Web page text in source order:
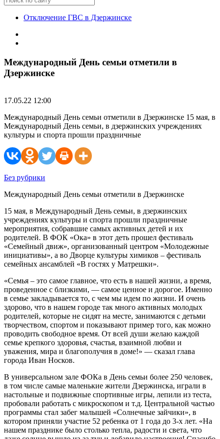
Отключение ГВС в Дзержинске
Международный День семьи отметили в
Дзержинске
17.05.22 12:00
Международный День семьи отметили в Дзержинске 15 мая, в
Международный День семьи, в дзержинских учреждениях
культуры и спорта прошли праздничные
Без рубрики
Международный День семьи отметили в Дзержинске
15 мая, в Международный День семьи, в дзержинских
учреждениях культуры и спорта прошли праздничные
мероприятия, собравшие самых активных детей и их
родителей. В ФОК «Ока» в этот деть прошел фестиваль
«Семейный движ», организованный центром «Молодежные
инициативы», а во Дворце культуры химиков – фестиваль
семейных ансамблей «В гостях у Матрешки».
«Семья – это самое главное, что есть в нашей жизни, а время,
проведенное с близкими, — самое ценное и дорогое. Именно
в семье закладывается то, с чем мы идем по жизни. И очень
здорово, что в нашем городе так много активных молодых
родителей, которые не сидят на месте, занимаются с детьми
творчеством, спортом и показывают пример того, как можно
проводить свободное время. От всей души желаю каждой
семье крепкого здоровья, счастья, взаимной любви и
уважения, мира и благополучия в доме!» — сказал глава
города Иван Носков.
В универсальном зале ФОКа в День семьи более 250 человек,
в том числе самые маленькие жители Дзержинска, играли в
настольные и подвижные спортивные игры, лепили из теста,
пробовали работать с микроскопом и т.д. Центральной частью
программы стал забег малышей «Солнечные зайчики», в
котором приняли участие 52 ребенка от 1 года до 3-х лет. «На
нашем празднике было столько тепла, радости и света, что